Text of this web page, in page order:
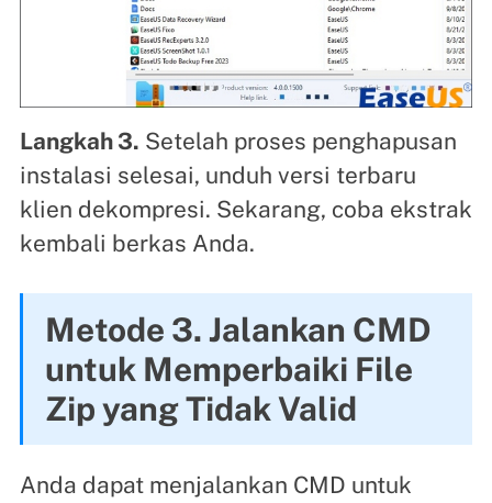
Langkah 3. Setelah proses penghapusan
instalasi selesai, unduh versi terbaru
klien dekompresi. Sekarang, coba ekstrak
kembali berkas Anda.
Metode 3. Jalankan CMD
untuk Memperbaiki File
Zip yang Tidak Valid
Anda dapat menjalankan CMD untuk